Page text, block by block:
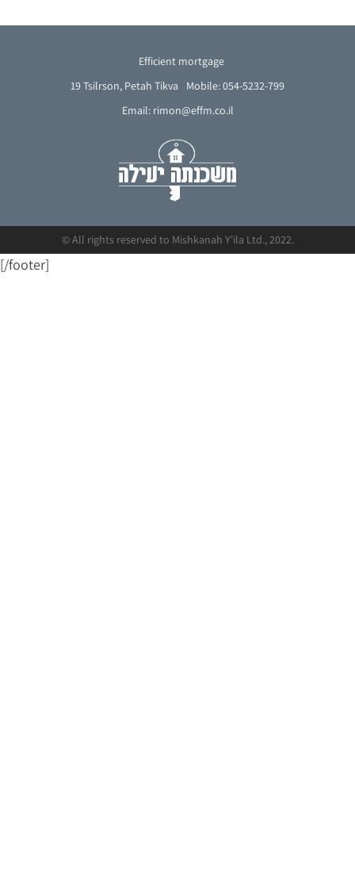
Efficient mortgage
19 Tsilrson, Petah Tikva
Mobile: 054-5232-799
Email: rimon@effm.co.il
© All rights reserved to Mishkanah Y'ila Ltd., 2022.
[/footer]